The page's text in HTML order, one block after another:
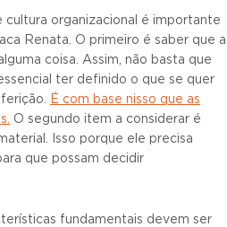
cultura organizacional é importante
Renata. O primeiro é saber que a
coisa. Assim, não basta que
ter definido o que se quer
É com base nisso que as
O segundo item a considerar é
Isso porque ele precisa
que possam decidir
fundamentais devem ser